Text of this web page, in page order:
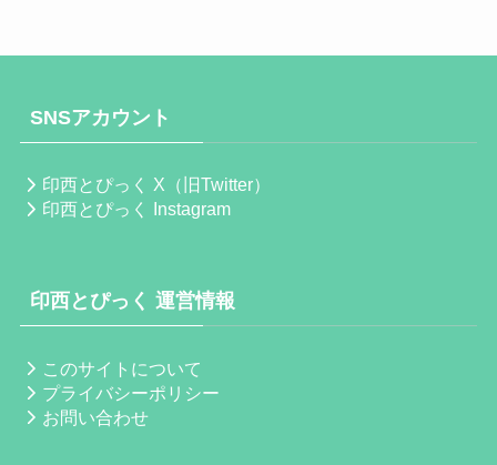
SNSアカウント
印西とぴっく X（旧Twitter）
印西とぴっく Instagram
印西とぴっく 運営情報
このサイトについて
プライバシーポリシー
お問い合わせ